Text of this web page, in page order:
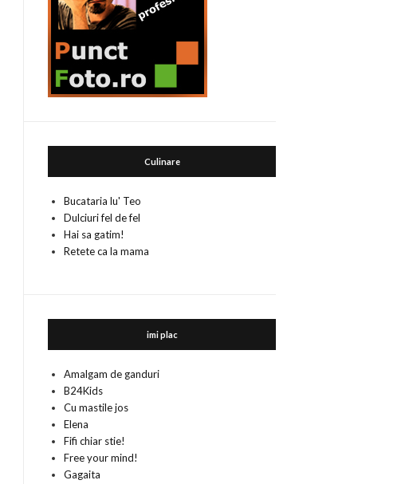
Culinare
Bucataria lu' Teo
Dulciuri fel de fel
Hai sa gatim!
Retete ca la mama
imi plac
Amalgam de ganduri
B24Kids
Cu mastile jos
Elena
Fifi chiar stie!
Free your mind!
Gagaita